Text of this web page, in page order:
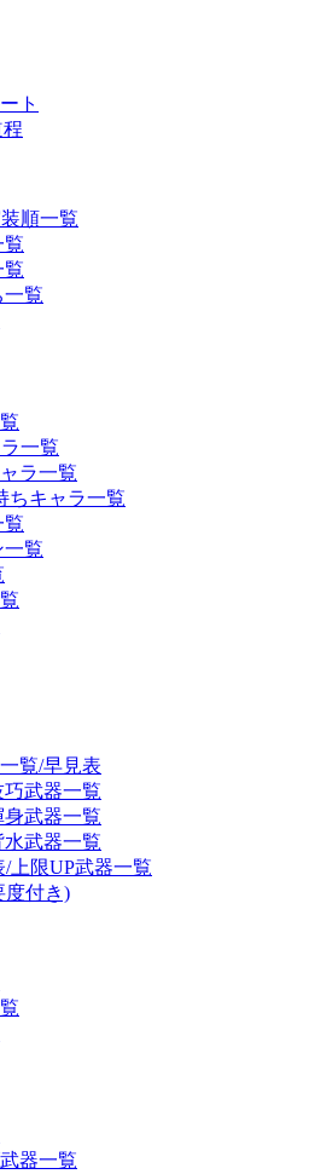
ト
順一覧
覧
覧
一覧
一覧
ラ一覧
ちキャラ一覧
覧
一覧
覧/早見表
武器一覧
武器一覧
武器一覧
/上限UP武器一覧
度付き)
器一覧